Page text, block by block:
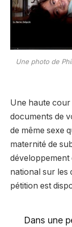
Une photo de
Une haute cour
documents de
de même sexe
maternité de
développement
national sur les
pétition est
Dans une